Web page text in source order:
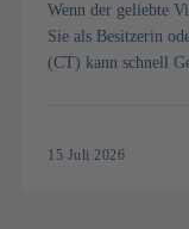
Wenn der geliebte
Sie als Besitzerin
(CT) kann schnell
15 Juli 2026